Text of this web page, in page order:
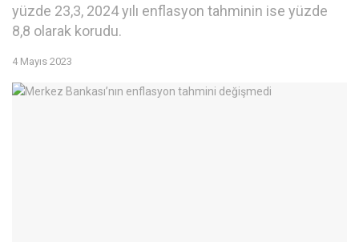
yüzde 23,3, 2024 yılı enflasyon tahminin ise yüzde
8,8 olarak korudu.
4 Mayıs 2023